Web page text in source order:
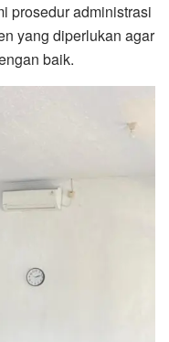
prosedur administrasi
yang diperlukan agar
baik.